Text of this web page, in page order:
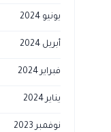
يونيو 2024
أبريل 2024
فبراير 2024
يناير 2024
نوفمبر 2023